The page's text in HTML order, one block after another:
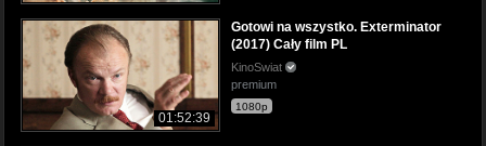
01:52:39
Gotowi na wszystko. Exterminator
(2017) Cały film PL
KinoSwiat
premium
1080p